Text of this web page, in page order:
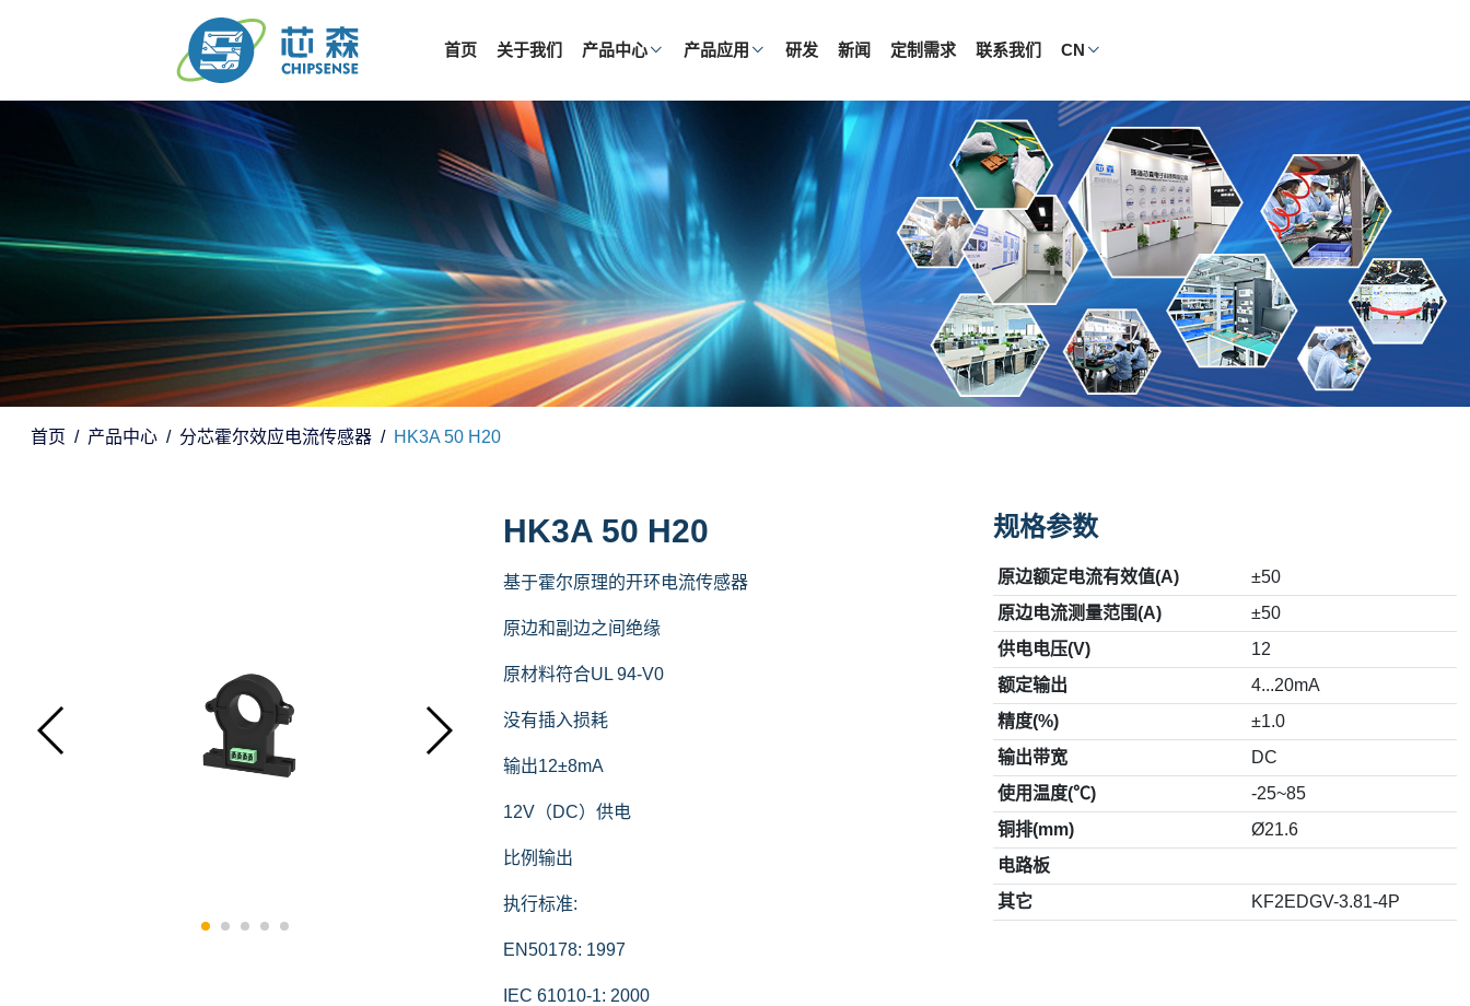
首页 关于我们 产品中心 产品应用 研发 新闻 定制需求 联系我们 CN
首页 产品中心 分芯霍尔效应电流传感器 HK3A 50 H20
HK3A 50 H20
基于霍尔原理的开环电流传感器
原边和副边之间绝缘
原材料符合UL 94-V0
没有插入损耗
输出12±8mA
12V（DC）供电
比例输出
执行标准:
EN50178: 1997
IEC 61010-1: 2000
规格参数
原边额定电流有效值(A)
±50
原边电流测量范围(A)
±50
供电电压(V)
12
额定输出
4...20mA
精度(%)
±1.0
输出带宽
DC
使用温度(℃)
-25~85
铜排(mm)
Ø21.6
电路板
其它
KF2EDGV-3.81-4P